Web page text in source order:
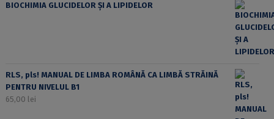
BIOCHIMIA GLUCIDELOR ȘI A LIPIDELOR
RLS, pls! MANUAL DE LIMBA ROMÂNĂ CA LIMBĂ STRĂINĂ
PENTRU NIVELUL B1
65,00 lei